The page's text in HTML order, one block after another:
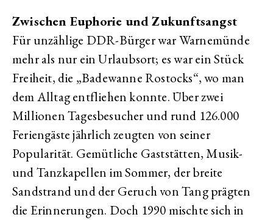
Zwischen Euphorie und Zukunftsangst
Für unzählige DDR-Bürger war Warnemünde
mehr als nur ein Urlaubsort; es war ein Stück
Freiheit, die „Badewanne Rostocks“, wo man
dem Alltag entfliehen konnte. Über zwei
Millionen Tagesbesucher und rund 126.000
Feriengäste jährlich zeugten von seiner
Popularität. Gemütliche Gaststätten, Musik-
und Tanzkapellen im Sommer, der breite
Sandstrand und der Geruch von Tang prägten
die Erinnerungen. Doch 1990 mischte sich in